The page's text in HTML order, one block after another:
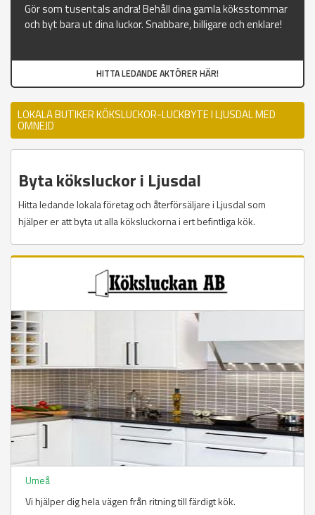
Gör som tusentals andra! Behåll dina gamla köksstommar
och byt bara ut dina luckor. Snabbare, billigare och enklare!
HITTA LEDANDE AKTÖRER HÄR!
LOKALA BUTIKER KÖKSLUCKOR-LUCKBYTE I LJUSDAL MED
OMNEJD
Byta köksluckor i Ljusdal
Hitta ledande lokala företag och återförsäljare i Ljusdal som
hjälper er att byta ut alla köksluckorna i ert befintliga kök.
Umeå
Vi hjälper dig hela vägen från ritning till färdigt kök.